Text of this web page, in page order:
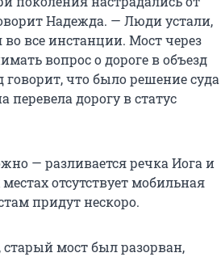
Надежда. — Люди устали,
все инстанции. Мост через
вопрос о дороге в объезд
что было решение суда
дорогу в статус
— разливается речка Иога и
отсутствует мобильная
придут нескоро.
мост был разорван,